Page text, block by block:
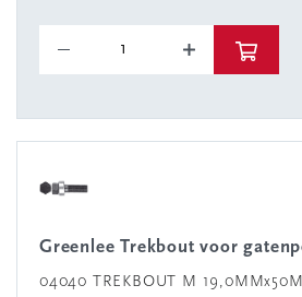
Greenlee Trekbout voor
04040 TREKBOUT M